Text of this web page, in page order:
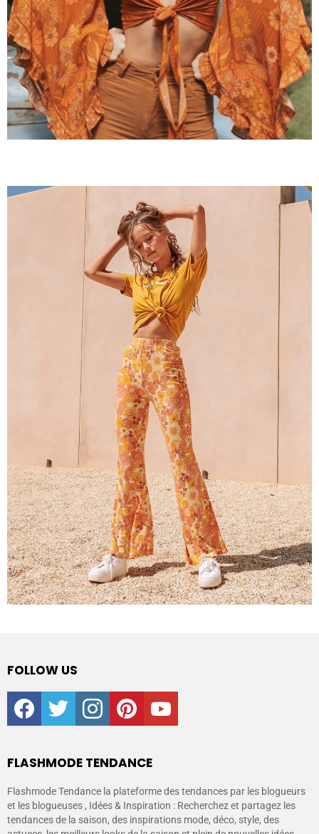
FOLLOW US
facebooktwitter instagrampinterestyoutube
FLASHMODE TENDANCE
Flashmode Tendance la plateforme des tendances par les blogueurs
et les blogueuses , Idées & Inspiration : Recherchez et partagez les
tendances de la saison, des inspirations mode, déco, style, des